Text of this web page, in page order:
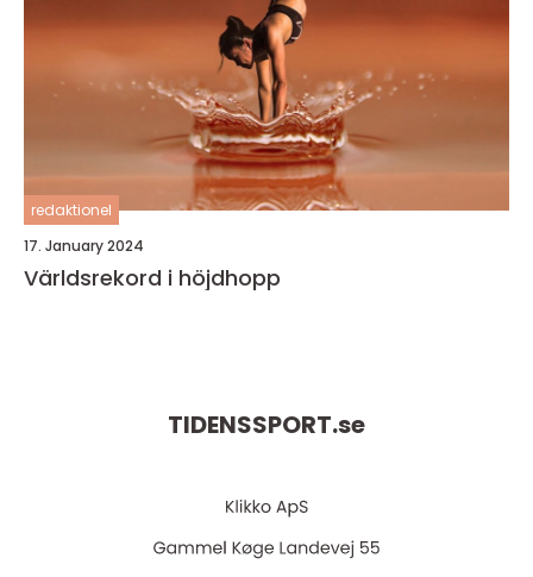
redaktionel
17. January 2024
Världsrekord i höjdhopp
TIDENSSPORT.se